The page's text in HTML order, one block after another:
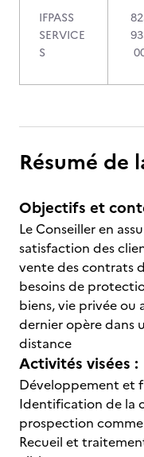
IFPASS
SERVICE
S
Résumé
Objectifs et
Le Conseiller en
satisfaction des
vente des contrats
besoins de
biens, vie privée ou
dernier opère dans
distance
Activités visées :
Développement et
Identification de la
prospection
Recueil et